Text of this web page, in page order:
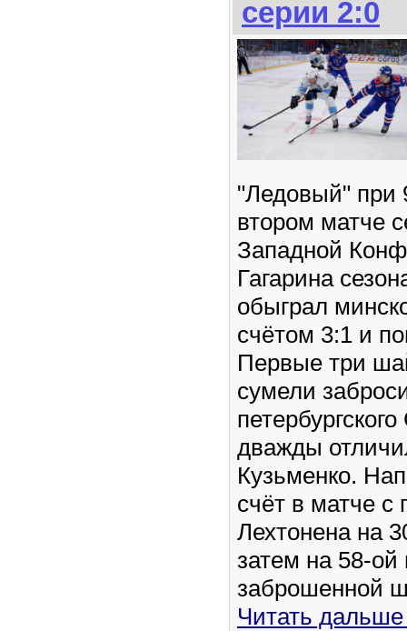
серии 2:0
"Ледовый" при
втором матче
Западной
Гагарина
обыграл
счётом 3:1 и
Первые три
сумели
дважды
Кузьменко.
счёт в матче с
Лехтонена на
затем на 58-ой
заброшенной
Читать